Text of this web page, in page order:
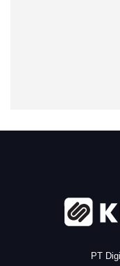
PT